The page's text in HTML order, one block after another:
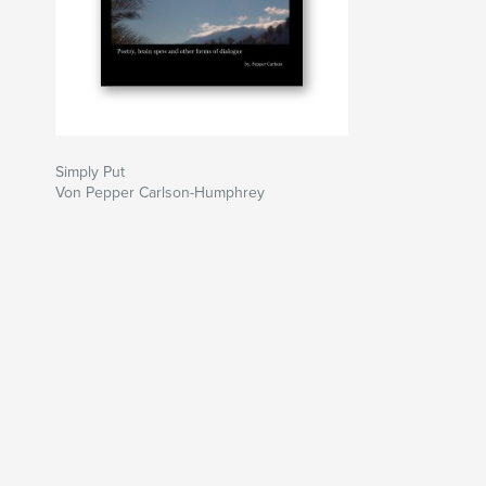
Simply Put
Von Pepper Carlson-Humphrey